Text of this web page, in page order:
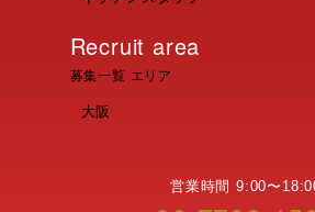
募集一覧 エリア
Recruit area
大阪
営業時間 9:00〜